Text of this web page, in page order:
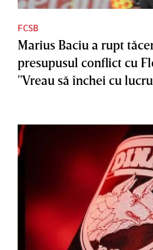
FCSB
Marius Baciu a rupt
presupusul conflict cu
"Vreau să închei cu